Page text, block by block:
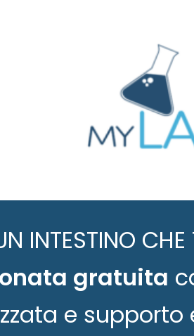
INTESTINO
gratuita
e